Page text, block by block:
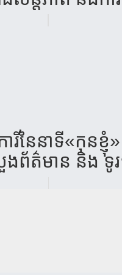
ទី«កុនខ្ញុំ» ផ្ញ
ងព័ត៌មាន និង ទូ